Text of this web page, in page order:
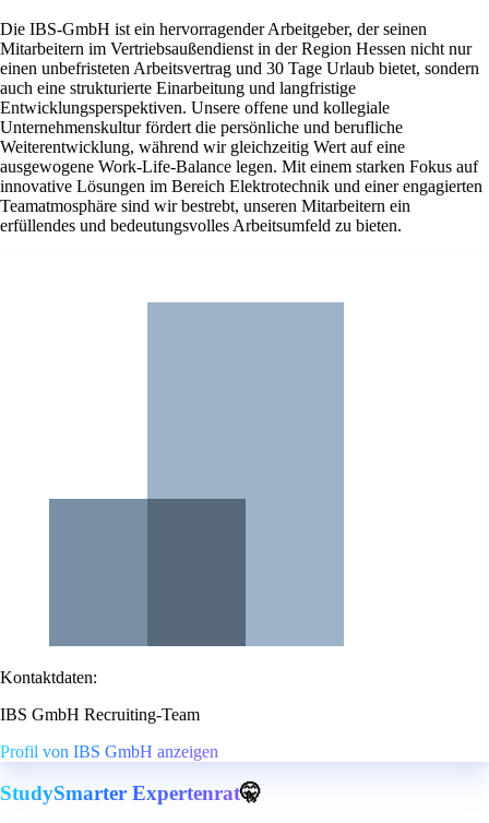
Die IBS-GmbH ist ein hervorragender Arbeitgeber, der seinen
Mitarbeitern im Vertriebsaußendienst in der Region Hessen nicht nur
einen unbefristeten Arbeitsvertrag und 30 Tage Urlaub bietet, sondern
auch eine strukturierte Einarbeitung und langfristige
Entwicklungsperspektiven. Unsere offene und kollegiale
Unternehmenskultur fördert die persönliche und berufliche
Weiterentwicklung, während wir gleichzeitig Wert auf eine
ausgewogene Work-Life-Balance legen. Mit einem starken Fokus auf
innovative Lösungen im Bereich Elektrotechnik und einer engagierten
Teamatmosphäre sind wir bestrebt, unseren Mitarbeitern ein
erfüllendes und bedeutungsvolles Arbeitsumfeld zu bieten.
Kontaktdaten:
IBS GmbH Recruiting-Team
Profil von IBS GmbH anzeigen
StudySmarter Expertenrat🤫